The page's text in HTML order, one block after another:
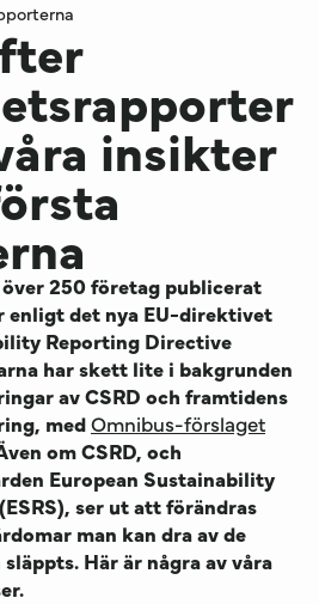
insikter
250 företag publicerat
enligt det nya EU-direktivet
Reporting Directive
har skett lite i bakgrunden
avCSRD och framtidens
medOmnibus-förslaget
ven omCSRD, och
European Sustainability
ESRS), ser utattförändras
man kan dra av de
släppts. Här är några av våra